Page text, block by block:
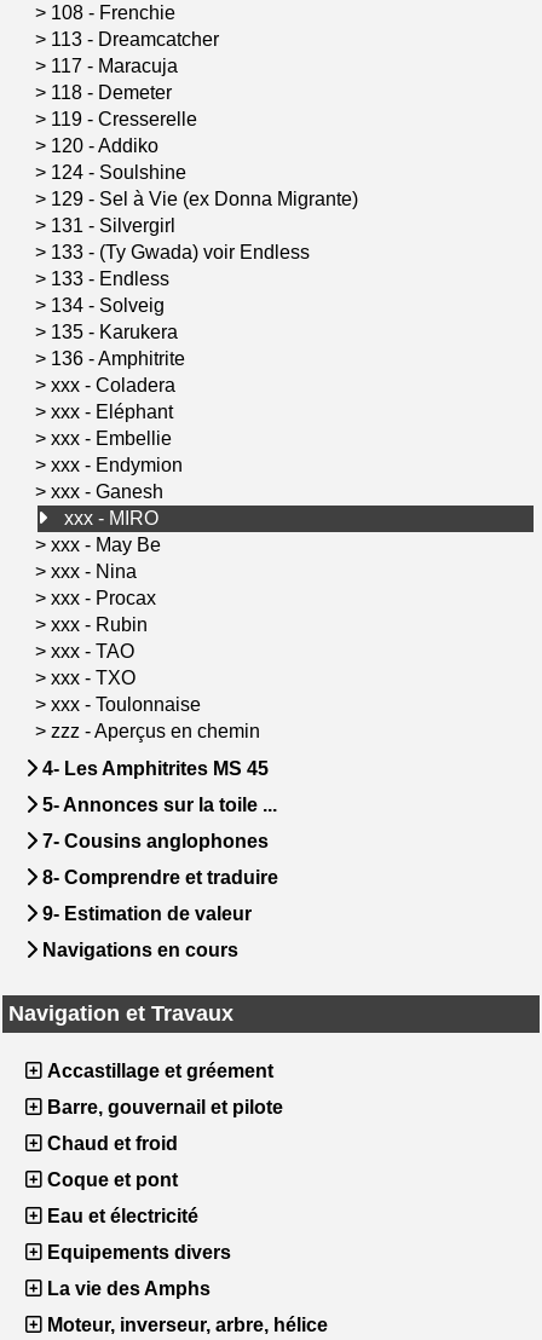
> 108 - Frenchie
> 113 - Dreamcatcher
> 117 - Maracuja
> 118 - Demeter
> 119 - Cresserelle
> 120 - Addiko
> 124 - Soulshine
> 129 - Sel à Vie (ex Donna Migrante)
> 131 - Silvergirl
> 133 - (Ty Gwada) voir Endless
> 133 - Endless
> 134 - Solveig
> 135 - Karukera
> 136 - Amphitrite
> xxx - Coladera
> xxx - Eléphant
> xxx - Embellie
> xxx - Endymion
> xxx - Ganesh
xxx - MIRO
> xxx - May Be
> xxx - Nina
> xxx - Procax
> xxx - Rubin
> xxx - TAO
> xxx - TXO
> xxx - Toulonnaise
> zzz - Aperçus en chemin
4- Les Amphitrites MS 45
5- Annonces sur la toile ...
7- Cousins anglophones
8- Comprendre et traduire
9- Estimation de valeur
Navigations en cours
Navigation et Travaux
Accastillage et gréement
Barre, gouvernail et pilote
Chaud et froid
Coque et pont
Eau et électricité
Equipements divers
La vie des Amphs
Moteur, inverseur, arbre, hélice